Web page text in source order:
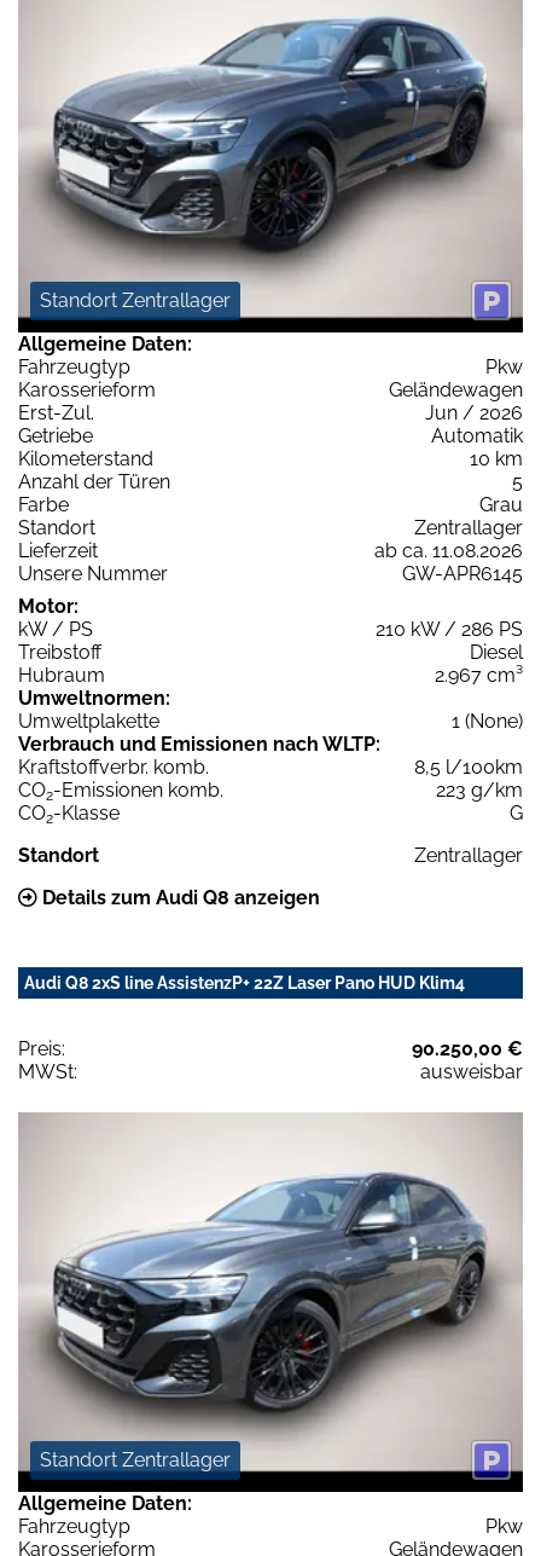
Standort Zentrallager
Allgemeine Daten:
Fahrzeugtyp
Pkw
Karosserieform
Geländewagen
Erst-Zul.
Jun / 2026
Getriebe
Automatik
Kilometerstand
10 km
Anzahl der Türen
5
Farbe
Grau
Standort
Zentrallager
Lieferzeit
ab ca. 11.08.2026
Unsere Nummer
GW-APR6145
Motor:
kW / PS
210 kW / 286 PS
Treibstoff
Diesel
Hubraum
2.967 cm³
Umweltnormen:
Umweltplakette
1 (None)
Verbrauch und Emissionen nach WLTP:
Kraftstoffverbr. komb.
8,5 l/100km
CO2-Emissionen komb.
223 g/km
CO2-Klasse
G
Standort
Zentrallager
Details zum Audi Q8 anzeigen
Audi Q8 2xS line AssistenzP+ 22Z Laser Pano HUD Klim4
Preis:
90.250,00 €
MWSt:
ausweisbar
Standort Zentrallager
Allgemeine Daten:
Fahrzeugtyp
Pkw
Karosserieform
Geländewagen